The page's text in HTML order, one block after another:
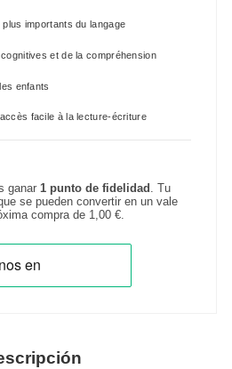
importants du langage
et de la compréhension
enfants
accès facile à la lecture-écriture
ganar 1 punto de fidelidad
. Tu
se pueden convertir en un vale
compra de 1,00 €